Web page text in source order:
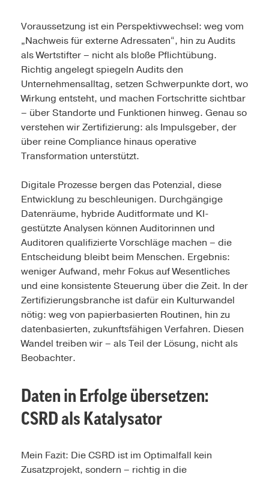
Voraussetzung ist ein Perspektivwechsel: weg vom
„Nachweis für externe Adressaten“, hin zu Audits
als Wertstifter – nicht als bloße Pflichtübung.
Richtig angelegt spiegeln Audits den
Unternehmensalltag, setzen Schwerpunkte dort, wo
Wirkung entsteht, und machen Fortschritte sichtbar
– über Standorte und Funktionen hinweg. Genau so
verstehen wir Zertifizierung: als Impulsgeber, der
über reine Compliance hinaus operative
Transformation unterstützt.
Digitale Prozesse bergen das Potenzial, diese
Entwicklung zu beschleunigen. Durchgängige
Datenräume, hybride Auditformate und KI-
gestützte Analysen können Auditorinnen und
Auditoren qualifizierte Vorschläge machen – die
Entscheidung bleibt beim Menschen. Ergebnis:
weniger Aufwand, mehr Fokus auf Wesentliches
und eine konsistente Steuerung über die Zeit. In der
Zertifizierungsbranche ist dafür ein Kulturwandel
nötig: weg von papierbasierten Routinen, hin zu
datenbasierten, zukunftsfähigen Verfahren. Diesen
Wandel treiben wir – als Teil der Lösung, nicht als
Beobachter.
Daten in Erfolge übersetzen:
CSRD als Katalysator
Mein Fazit: Die CSRD ist im Optimalfall kein
Zusatzprojekt, sondern – richtig in die